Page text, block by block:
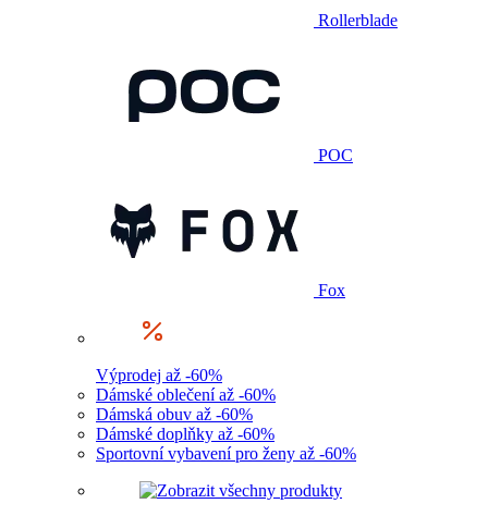
Rollerblade
POC
Fox
Výprodej až -60%
Dámské oblečení až -60%
Dámská obuv až -60%
Dámské doplňky až -60%
Sportovní vybavení pro ženy až -60%